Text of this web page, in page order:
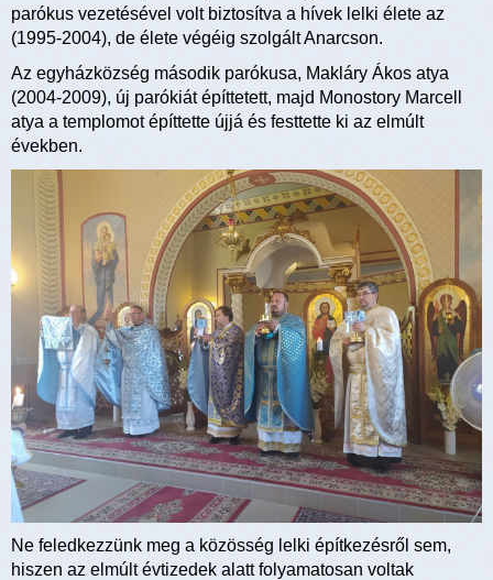
parókus vezetésével volt biztosítva a hívek lelki élete az
(1995-2004), de élete végéig szolgált Anarcson.
Az egyházközség második parókusa, Makláry Ákos atya
(2004-2009), új parókiát építtetett, majd Monostory Marcell
atya a templomot építtette újjá és festtette ki az elmúlt
években.
Ne feledkezzünk meg a közösség lelki építkezésről sem,
hiszen az elmúlt évtizedek alatt folyamatosan voltak